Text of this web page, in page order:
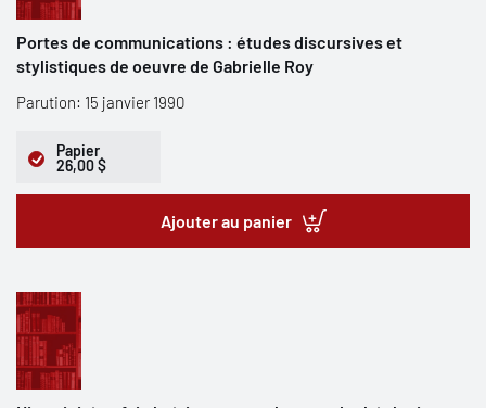
Portes de communications : études discursives et
stylistiques de oeuvre de Gabrielle Roy
Parution: 15 janvier 1990
Papier
26,00 $
Ajouter au panier